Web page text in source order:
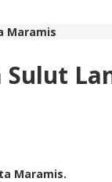
Maramis
Sulut
Maramis.